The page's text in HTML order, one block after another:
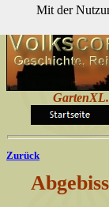
Zurück
Mit der